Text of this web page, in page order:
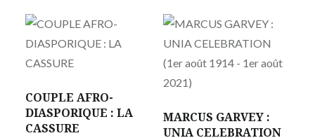
COUPLE AFRO-
DIASPORIQUE : LA
CASSURE
MARCUS GARVEY :
UNIA CELEBRATION